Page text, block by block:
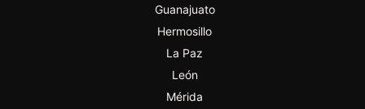
Guanajuato
Hermosillo
La Paz
León
Mérida